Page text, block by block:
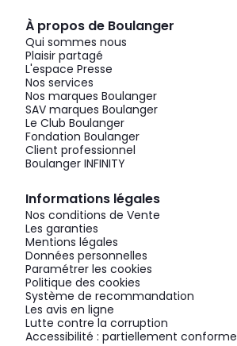
À propos de Boulanger
Qui sommes nous
Plaisir partagé
L'espace Presse
Nos services
Nos marques Boulanger
SAV marques Boulanger
Le Club Boulanger
Fondation Boulanger
Client professionnel
Boulanger INFINITY
Informations légales
Nos conditions de Vente
Les garanties
Mentions légales
Données personnelles
Paramétrer les cookies
Politique des cookies
Système de recommandation
Les avis en ligne
Lutte contre la corruption
Accessibilité : partiellement conforme